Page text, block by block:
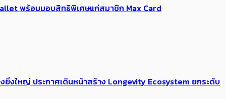
พร้อมมอบสิทธิพิเศษแก่สมาชิก Max Card
งใหญ่ ประกาศเดินหน้าสร้าง Longevity Ecosystem ยกระดับ